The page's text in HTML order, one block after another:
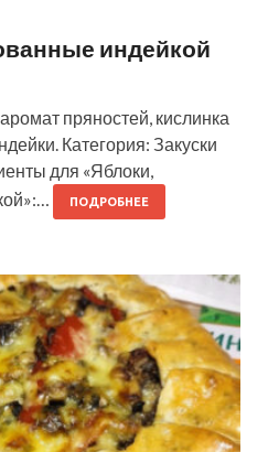
индейкой
пряностей, кислинка
Категория: Закуски
для «Яблоки,
ПОДРОБНЕЕ